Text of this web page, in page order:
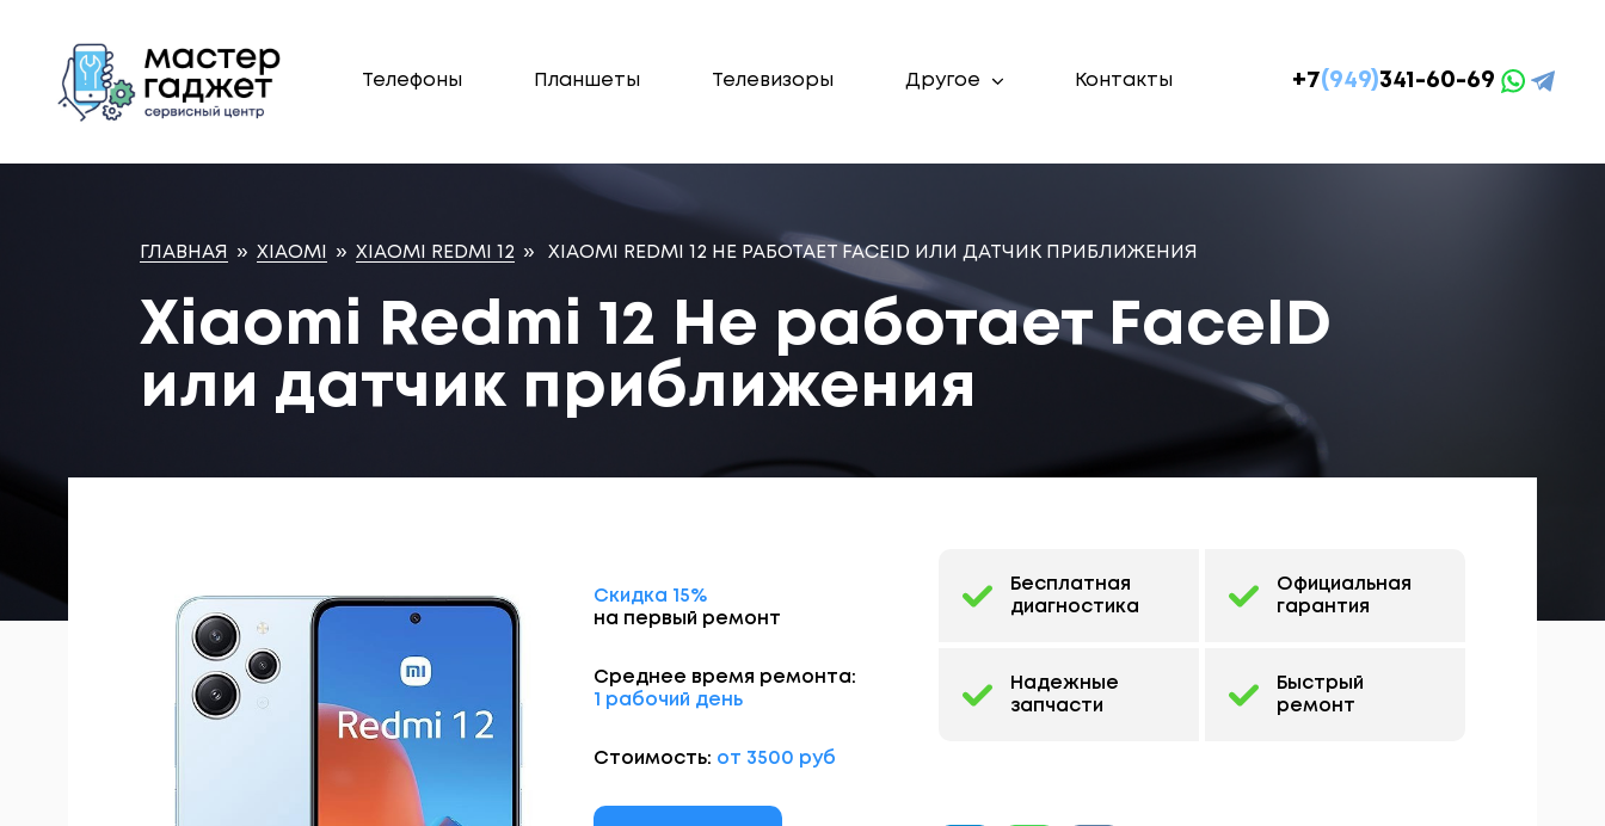
Телефоны Планшеты Телевизоры Другое Контакты +7(949)341-60-69
ГЛАВНАЯ » XIAOMI » XIAOMI REDMI 12 » XIAOMI REDMI 12 НЕ РАБОТАЕТ FACEID ИЛИ ДАТЧИК ПРИБЛИЖЕНИЯ
Xiaomi Redmi 12 Не работает FaceID
или датчик приближения
Скидка 15%
на первый ремонт
Среднее время ремонта:
1 рабочий день
Стоимость: от 3500 руб
Бесплатная
диагностика
Официальная
гарантия
Надежные
запчасти
Быстрый
ремонт